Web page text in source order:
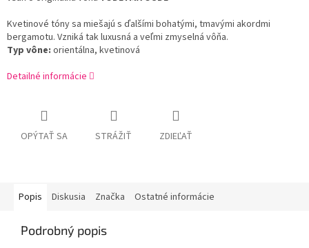
Kvetinové tóny sa miešajú s ďalšími bohatými, tmavými akordmi
bergamotu. Vzniká tak luxusná a veľmi zmyselná vôňa.
Typ vône: orientálna, kvetinová
Detailné informácie
OPÝTAŤ SA STRÁŽIŤ ZDIEĽAŤ
Popis Diskusia Značka Ostatné informácie
Podrobný popis